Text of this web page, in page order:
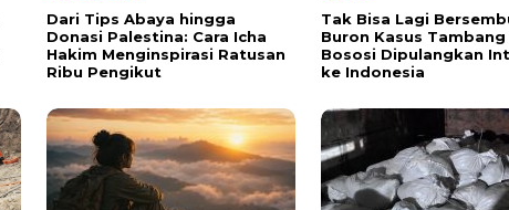
Dari Tips Abaya hingga
Donasi Palestina: Cara Icha
Hakim Menginspirasi Ratusan
Ribu Pengikut
Tak Bisa Lagi
Buron Kasus Tambang
Bososi Dipulangkan
ke Indonesia